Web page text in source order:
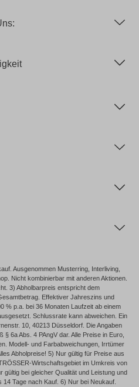
Ausgenommen Musterring, Interliving,
Nicht kombinierbar mit anderen Aktionen.
3) Abholbarpreis entspricht dem
Effektiver Jahreszins und
% p.a. bei 36 Monaten Laufzeit ab einem
Schlussrate kann abweichen. Ein
10, 40213 Düsseldorf. Die Angaben
6a Abs. 4 PAngV dar. Alle Preise in Euro,
Modell- und Farbabweichungen, Irrtümer
Abholpreise! 5) Nur gültig für Preise aus
Wirtschaftsgebiet im Umkreis von
gültig bei gleicher Qualität und Leistung und
Tage nach Kauf. 6) Nur bei Neukauf.